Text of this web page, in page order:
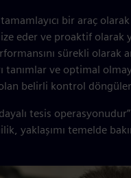
bir araç
eder ve proaktif olarak
sürekli olarak
tanımlar ve optimal
belirli kontrol
tesis
yaklaşımı temelde